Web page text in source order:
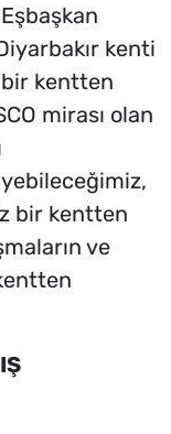
kenti
bir kentten
mirası olan
bir kentten
ve